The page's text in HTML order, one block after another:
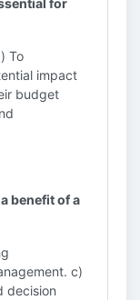
for
To
impact
budget
benefit of a
c)
decision